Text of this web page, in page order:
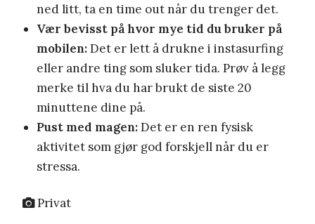
ned litt, ta en time out når du trenger det.
Vær bevisst på hvor mye tid du bruker på
mobilen:Det er lett å drukne i instasurfing
eller andre ting som sluker tida. Prøv å legg
merke til hva du har brukt de siste 20
minuttene dine på.
Pust med magen:Det er en ren fysisk
aktivitet som gjør god forskjell når du er
stressa.
Privat